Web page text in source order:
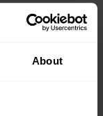
About
gebaseerde
met een